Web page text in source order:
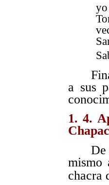
a sus
1. 4.
mismo
chacra